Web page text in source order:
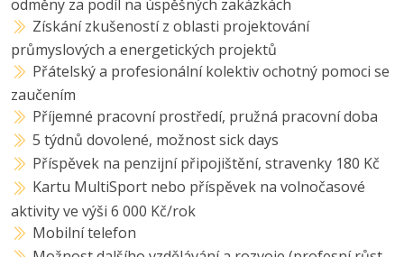
odměny za podíl na úspěšných zakázkách
Získání zkušeností z oblasti projektování
průmyslových a energetických projektů
Přátelský a profesionální kolektiv ochotný pomoci se
zaučením
Příjemné pracovní prostředí, pružná pracovní doba
5 týdnů dovolené, možnost sick days
Příspěvek na penzijní připojištění, stravenky 180 Kč
Kartu MultiSport nebo příspěvek na volnočasové
aktivity ve výši 6 000 Kč/rok
Mobilní telefon